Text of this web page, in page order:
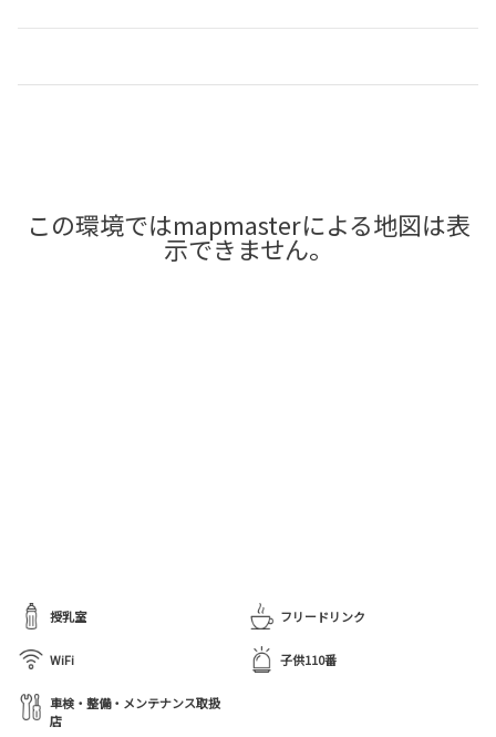
授乳室 フリードリンク
WiFi 子供110番
車検・整備・メンテナンス取扱
店
この環境ではmapmasterによる地図は表
示できません。